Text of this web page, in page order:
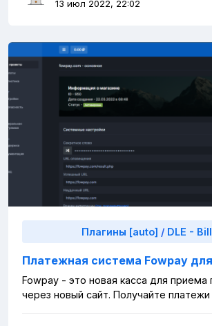
13 июл 2022, 22:02
Плагины [auto] / DLE -
Платежная система Fowpay
Fowpay - это новая касса для приема
через новый сайт. Получайте платежи